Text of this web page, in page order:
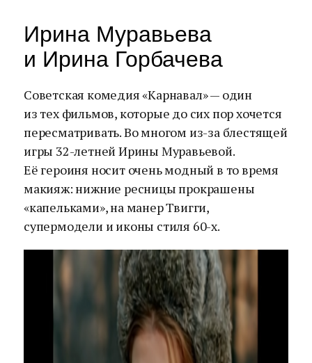
Ирина Муравьева
и Ирина Горбачева
Советская комедия «Карнавал» — один
из тех фильмов, которые до сих пор хочется
пересматривать. Во многом из-за блестящей
игры 32-летней Ирины Муравьевой.
Её героиня носит очень модный в то время
макияж: нижние ресницы прокрашены
«капельками», на манер Твигги,
супермодели и иконы стиля 60-х.